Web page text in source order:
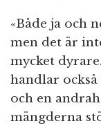
«Både ja och
men det är
mycket
handlar
och en
mängderna